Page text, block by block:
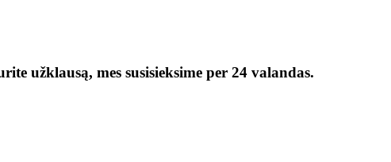
užklausą, mes susisieksime per 24 valandas.